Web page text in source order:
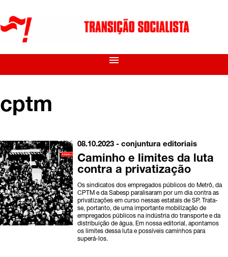
menu
cptm
08.10.2023 -conjuntura editoriais
Caminho e limites da luta
contra a privatização
Os sindicatos dos empregados públicos do Metrô, da
CPTM e da Sabesp paralisaram por um dia contra as
privatizações em curso nessas estatais de SP. Trata-
se, portanto, de uma importante mobilização de
empregados públicos na indústria do transporte e da
distribuição de água. Em nossa editorial, apontamos
os limites dessa luta e possíveis caminhos para
superá-los.